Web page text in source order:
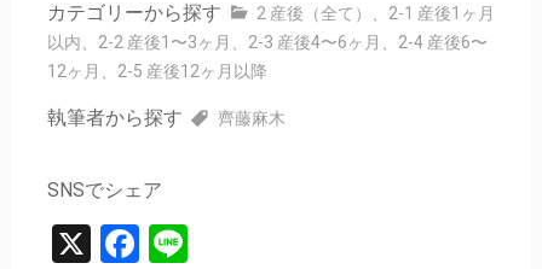
カテゴリーから探す 2 産後（全て） 、 2-1 産後1ヶ月
以内、 2-2 産後1〜3ヶ月 、 2-3 産後4〜6ヶ月 、 2-4 産後6〜
12ヶ月 、 2-5 産後12ヶ月以降
執筆者から探す 齊藤麻木
SNSでシェア
X Facebook
Line